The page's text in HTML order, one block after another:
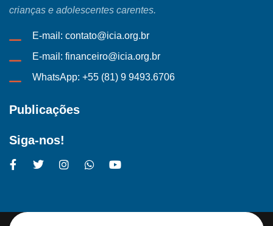
crianças e adolescentes carentes.
E-mail: contato@icia.org.br
E-mail: financeiro@icia.org.br
WhatsApp: +55 (81) 9 9493.6706
Publicações
Siga-nos!